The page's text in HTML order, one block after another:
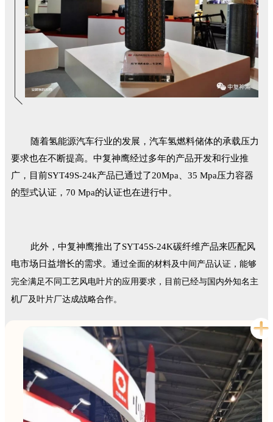
随着氢能源汽车行业的发展，汽车氢燃料储体的承载压力
要求也在不断提高。中复神鹰经过多年的产品开发和行业推
广，目前SYT49S-24k产品已通过了20Mpa、35 Mpa压力容器
的型式认证， 70 Mpa的认证也在进行中 。
此外，中复神鹰推出了SYT45S-24K碳纤维产品来匹配风
电市场日益增长的需求。 通过全面的材料及中间产品认证，能够
完全满足不同工艺风电叶片的应用要求，目前已经与国内外知名主
机厂及叶片厂达成战略合作。